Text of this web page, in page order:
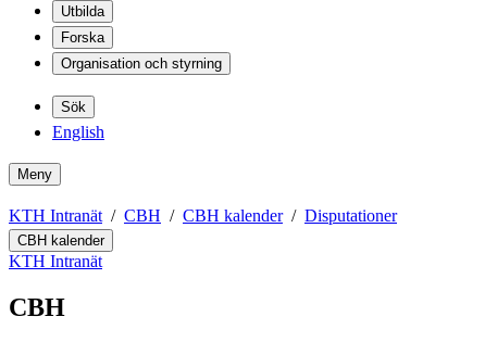
Utbilda
Forska
Organisation och styrning
Sök
English
Meny
KTH Intranät CBH CBH kalender Disputationer
CBH kalender
KTH Intranät
CBH